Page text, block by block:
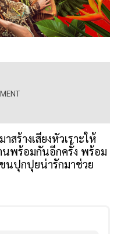
ร้างเสียงหัวเราะให้
พร้อมกันอีกครั้ง พร้อม
นปุกปุยน่ารักมาช่วย